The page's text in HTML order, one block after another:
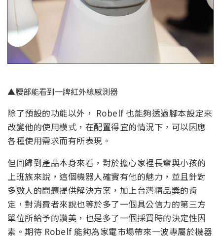
▲腰部能看到一牌紅外線感測器
除了預設的功能以外， Robelf 也能夠透過腳本設定來
改變他的使用模式，在配置得宜的情況下，可以因應
各種使用需求而有所表現。
但回歸到產品本身來看，對於擔心家裡長輩與小孩的
上班族來說，這個機器人確實有他的魅力，並且針對
多數人的問題提供解決方案，加上台灣精品獎的肯
定，對消費者來說也等於多了一個具公信力的第三方
單位所給予的讚美，也是多了一個採買時的決定性因
素。期待 Robelf 能夠為家電市場帶來一波專屬於機器